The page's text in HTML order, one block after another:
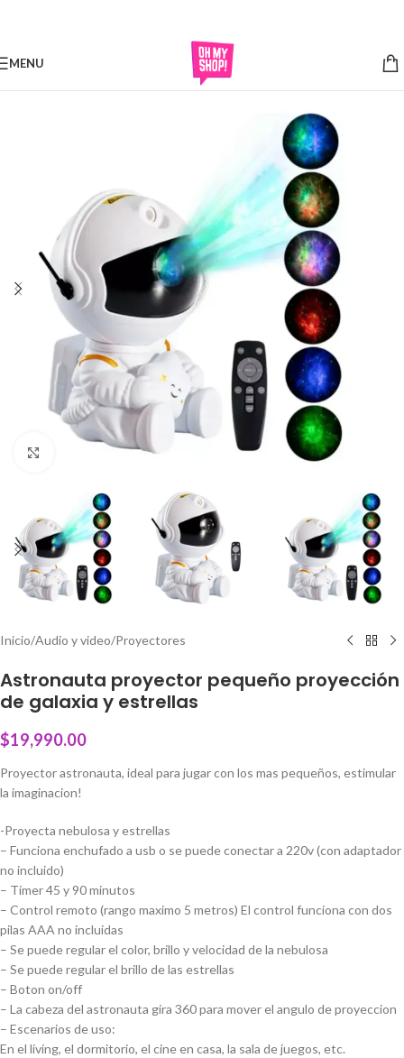
MENU
Click to enlarge
Inicio/Audio y video/Proyectores
Astronauta proyector pequeño proyección
de galaxia y estrellas
$19,990.00
Proyector astronauta, ideal para jugar con los mas pequeños, estimular
la imaginacion!
-Proyecta nebulosa y estrellas
– Funciona enchufado a usb o se puede conectar a 220v (con adaptador
no incluido)
– Timer 45 y 90 minutos
– Control remoto (rango maximo 5 metros) El control funciona con dos
pilas AAA no incluidas
– Se puede regular el color, brillo y velocidad de la nebulosa
– Se puede regular el brillo de las estrellas
– Boton on/off
– La cabeza del astronauta gira 360 para mover el angulo de proyeccion
– Escenarios de uso:
En el living, el dormitorio, el cine en casa, la sala de juegos, etc.